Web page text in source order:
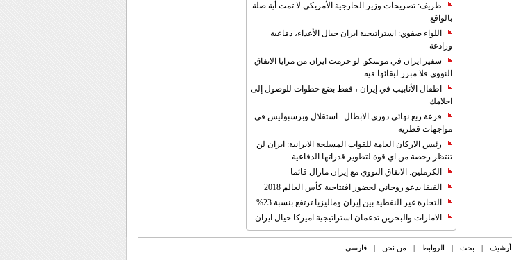
ظريف: تصريحات وزير الخارجية الأمريكي لا تمت أية صلة
بالواقع
اللواء صفوي: استراتيجية ايران حيال الأعداء، دفاعية
ورادعة
سفير ايران في موسكو: لو حرمت ايران من مزايا الاتفاق
النووي فلا مبرر لبقائها فيه
اطفال الأنابيب في إيران ، فقط بضع خطوات للوصول إلى
احلامك
قرعة ربع نهائي دوري الابطال.. استقلال وبرسبوليس في
مواجهات قطرية
رئيس الاركان العامة للقوات المسلحة الايرانية: ايران لن
تنتظر رخصة من اي قوة لتطوير قدراتها الدفاعية
الكرملين: الاتفاق النووي مع إيران مازال قائما
الفيفا يدعو روحاني لحضور افتتاحية كأس العالم 2018
التجارة غیر النفطیة بین إیران ومالیزیا ترتفع بنسبة 23%
الامارات والبحرين تدعمان استراتيجية اميركا حيال ايران
أرشیف | بحث | الروابط | من نحن | فارسی